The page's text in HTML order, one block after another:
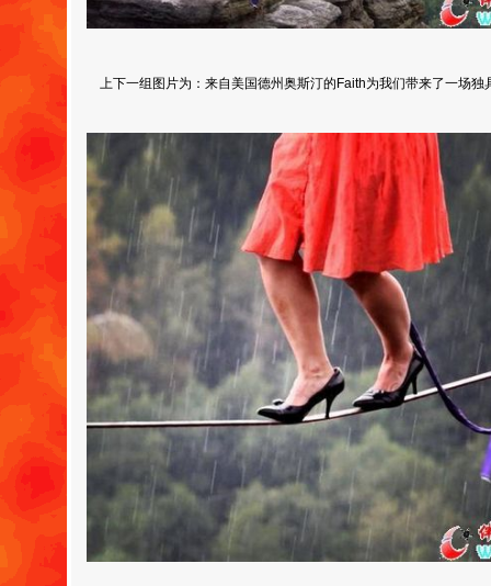
上下一组图片为：来自美国德州奥斯汀的Faith为我们带来了一场独